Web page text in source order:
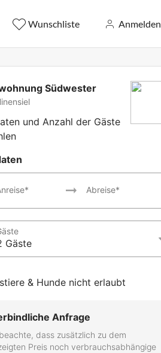
Wunschliste Anmelden
Südwester
und Anzahl der Gäste
Abreise*
Gäste
& Hunde nicht erlaubt
Anfrage
dass zusätzlich zu dem
Preis noch verbrauchsabhängige